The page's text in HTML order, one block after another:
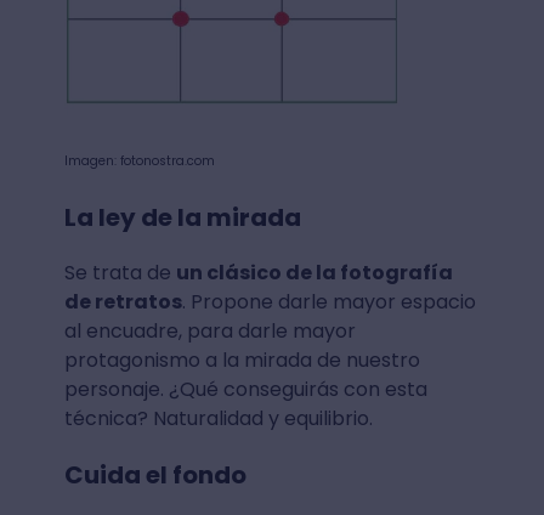
Imagen: fotonostra.com
La ley de la mirada
Se trata de un clásico de la fotografía
de retratos. Propone darle mayor espacio
al encuadre, para darle mayor
protagonismo a la mirada de nuestro
personaje. ¿Qué conseguirás con esta
técnica? Naturalidad y equilibrio.
Cuida el fondo